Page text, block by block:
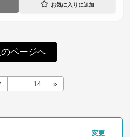
のページへ
…
固
定
ジ
14 »
変更